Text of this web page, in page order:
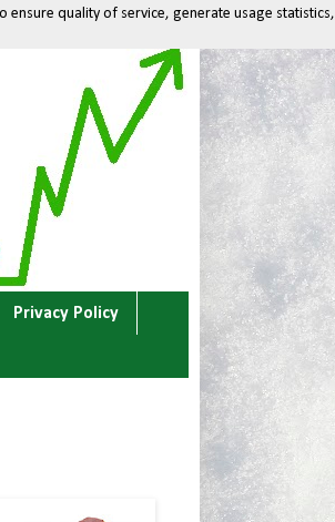
Privacy Policy
ensure quality of service, generate usage statistics,